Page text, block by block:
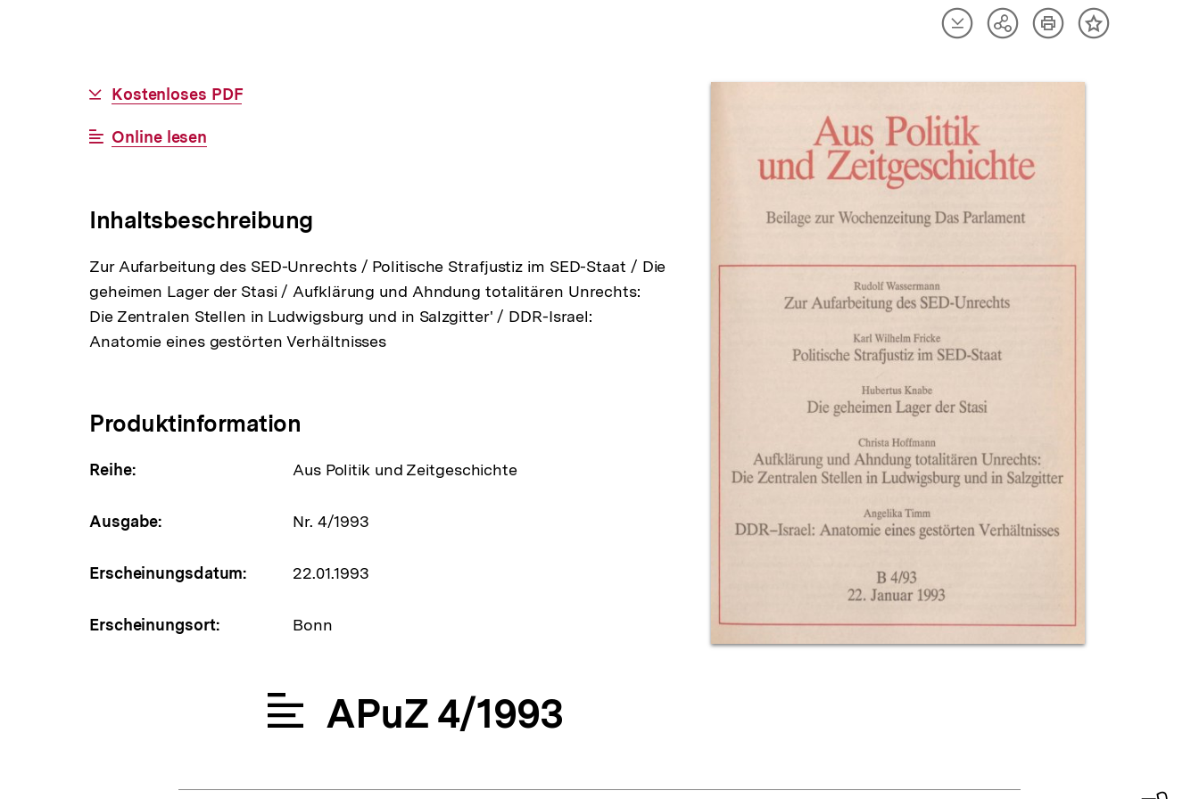
Artikel
herunterladen
TeilenArtikelInhalt
Produktvorschau
Allgemeine
Informationen
Download-
Kostenloses PDF
Interner
Online lesen
Inhaltsbeschreibung
Zur Aufarbeitung des SED-Unrechts / Politische Strafjustiz im SED-Staat / Die
geheimen Lager der Stasi / Aufklärung und Ahndung totalitären Unrechts:
Die Zentralen Stellen in Ludwigsburg und in Salzgitter' / DDR-Israel:
Anatomie eines gestörten Verhältnisses
Produktinformation
Reihe: Aus Politik und Zeitgeschichte
Ausgabe: Nr. 4/1993
Erscheinungsdatum: 22.01.1993
Erscheinungsort: Bonn
APuZ 4/1993